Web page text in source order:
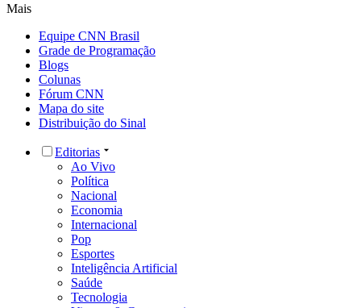
Mais
Equipe CNN Brasil
Grade de Programação
Blogs
Colunas
Fórum CNN
Mapa do site
Distribuição do Sinal
Editorias
Ao Vivo
Política
Nacional
Economia
Internacional
Pop
Esportes
Inteligência Artificial
Saúde
Tecnologia